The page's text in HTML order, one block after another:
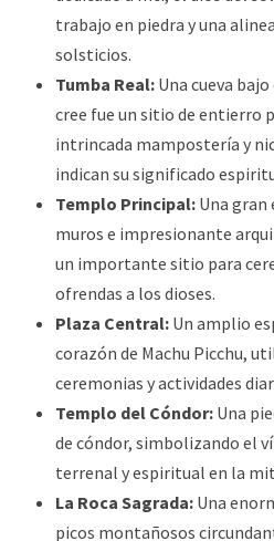
trabajo en piedra y una
solsticios.
Tumba Real: Una cueva
cree fue un sitio de entierro
intrincada mampostería y
indican su significado
Templo Principal: Una
muros e impresionante
un importante sitio para
ofrendas a los dioses.
Plaza Central: Un amplio
corazón de Machu Picchu,
ceremonias y actividades
Templo del Cóndor: Una
de cóndor, simbolizando el
terrenal y espiritual en la
La Roca Sagrada: Una
picos montañosos